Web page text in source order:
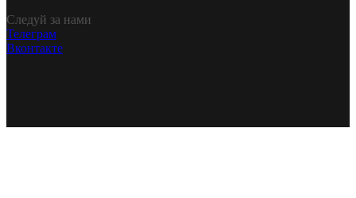
Следуй за нами
Телеграм
Вконтакте